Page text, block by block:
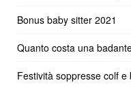
Bonus baby sitter 2021
Quanto costa una
Festività soppresse colf e